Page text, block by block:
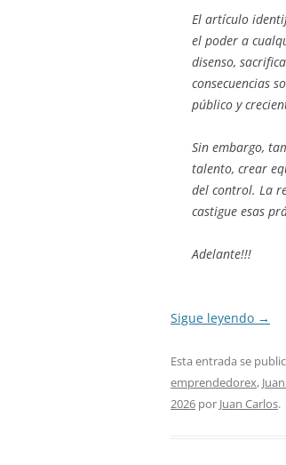
El artículo
el poder a
disenso,
consecuencias
público y
Sin embargo,
talento, crear
del control. La
castigue esas
Adelante!!!
Sigue leyendo →
Esta entrada se
emprendedorex,
2026 por Juan Carlos.